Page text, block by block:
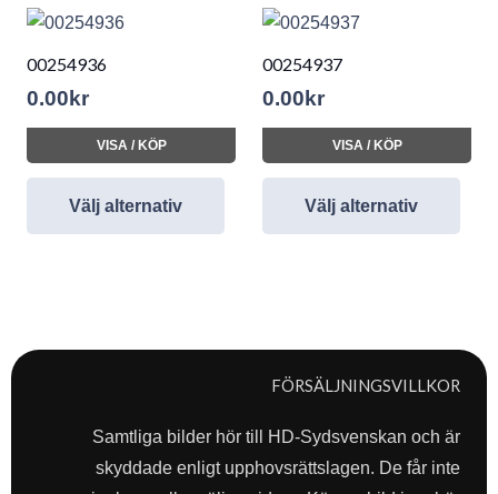
00254936
0.00 kr
VISA / KÖP
Välj alternativ
00254937
0.00 kr
VISA / KÖP
Välj alternativ
FÖRSÄLJNINGSVILLKOR
Samtliga bilder hör till HD-Sydsvenskan och är
skyddade enligt upphovsrättslagen. De får inte